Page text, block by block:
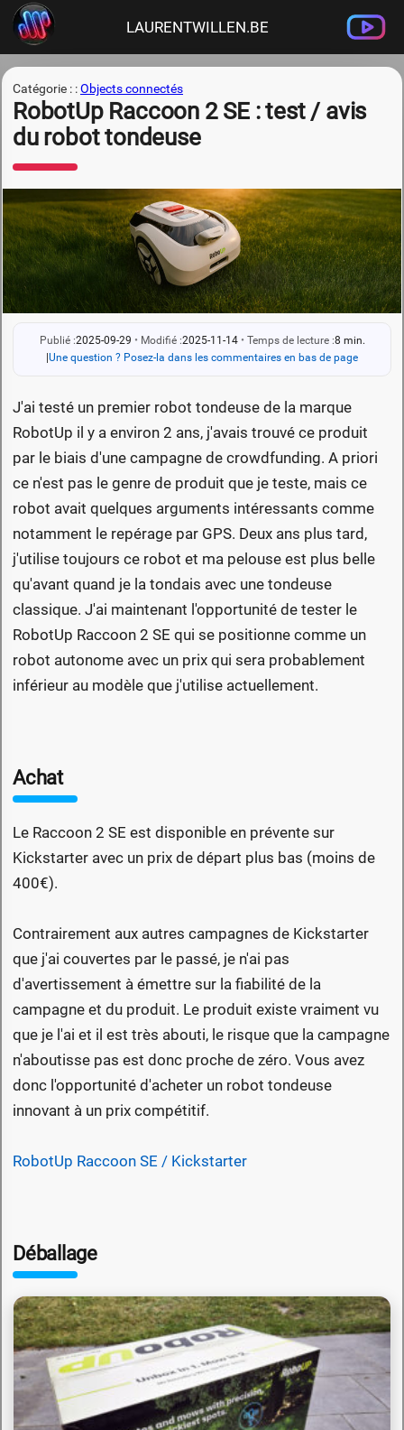
LAURENTWILLEN.BE
Catégorie : :Objects connectés
RobotUp Raccoon 2 SE : test / avis
du robot tondeuse
Publié :2025-09-29 • Modifié :2025-11-14 • Temps de lecture :8 min.
Une question ? Posez-la dans les commentaires en bas de page
J'ai testé un premier robot tondeuse de la marque
RobotUp il y a environ 2 ans, j'avais trouvé ce produit
par le biais d'une campagne de crowdfunding. A priori
ce n'est pas le genre de produit que je teste, mais ce
robot avait quelques arguments intéressants comme
notamment le repérage par GPS. Deux ans plus tard,
j'utilise toujours ce robot et ma pelouse est plus belle
qu'avant quand je la tondais avec une tondeuse
classique. J'ai maintenant l'opportunité de tester le
RobotUp Raccoon 2 SE qui se positionne comme un
robot autonome avec un prix qui sera probablement
inférieur au modèle que j'utilise actuellement.
Achat
Le Raccoon 2 SE est disponible en prévente sur
Kickstarter avec un prix de départ plus bas (moins de
400€).
Contrairement aux autres campagnes de Kickstarter
que j'ai couvertes par le passé, je n'ai pas
d'avertissement à émettre sur la fiabilité de la
campagne et du produit. Le produit existe vraiment vu
que je l'ai et il est très abouti, le risque que la campagne
n'aboutisse pas est donc proche de zéro. Vous avez
donc l'opportunité d'acheter un robot tondeuse
innovant à un prix compétitif.
RobotUp Raccoon SE / Kickstarter
Déballage